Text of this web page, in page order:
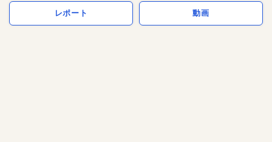
レポート 動画